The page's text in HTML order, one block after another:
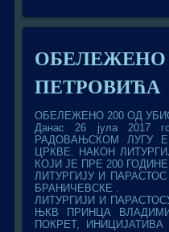
ОБЕЛЕЖЕНО
ПЕТРОВИЋА
ОБЕЛЕЖЕНО 200 ОД
Данас 26 јула 2017
РАДОВАЊСКОМ ЛУГУ
ЦРКВЕ. НАКОН
КОЈИ ЈЕ ПРЕ 200
ЛИТУРГИЈУ И
БРАНИЧЕВСКЕ .
ЛИТУРГИЈИ И
ЊКВ ПРИНЦА
ПОКРЕТ,